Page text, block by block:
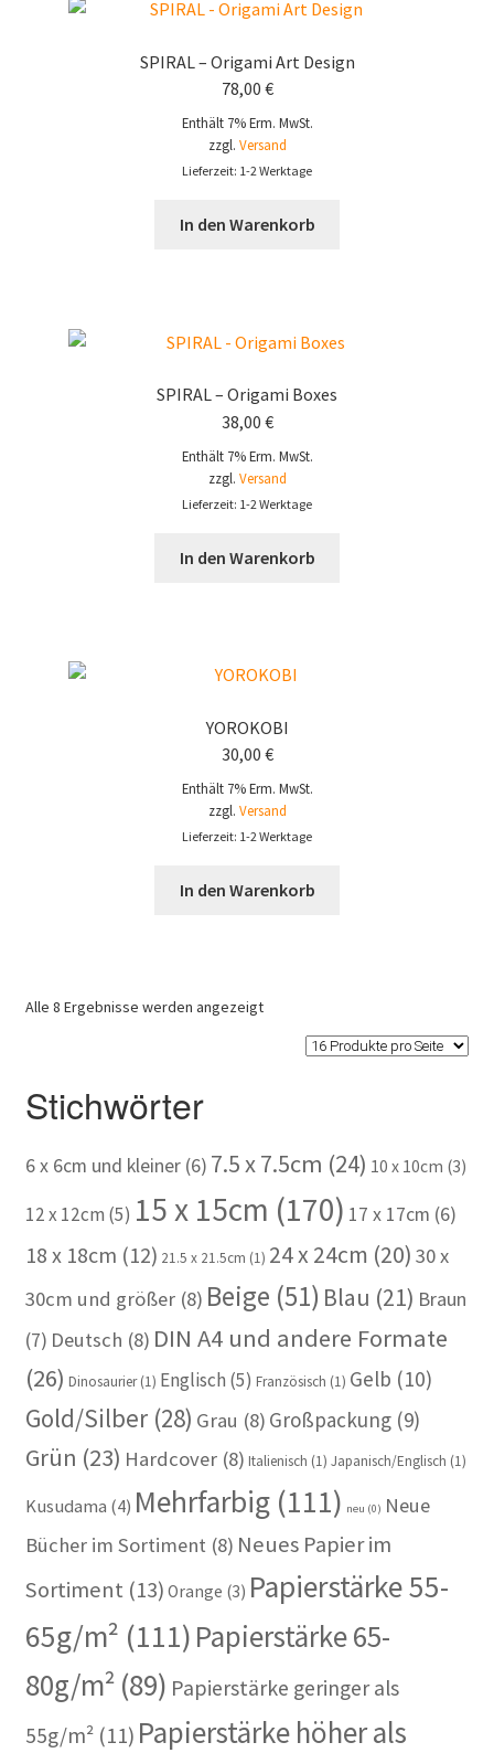
SPIRAL – Origami Art Design
78,00 €
Enthält 7% Erm. MwSt.
zzgl. Versand
Lieferzeit: 1-2 Werktage
In den Warenkorb
SPIRAL – Origami Boxes
38,00 €
Enthält 7% Erm. MwSt.
zzgl. Versand
Lieferzeit: 1-2 Werktage
In den Warenkorb
YOROKOBI
30,00 €
Enthält 7% Erm. MwSt.
zzgl. Versand
Lieferzeit: 1-2 Werktage
In den Warenkorb
Alle 8 Ergebnisse werden angezeigt
Stichwörter
6 x 6cm und kleiner(6) 7.5 x 7.5cm (24) 10 x 10cm (3)
12 x 12cm (5) 15 x 15cm (170) 17 x 17cm (6)
18 x 18cm (12) 21.5 x 21.5cm (1) 24 x 24cm (20) 30 x
30cm und größer(8) Beige (51) Blau (21) Braun
(7) Deutsch (8) DIN A4 und andere Formate
(26) Dinosaurier(1) Englisch (5) Französisch (1) Gelb (10)
Gold/Silber(28) Grau (8) Großpackung(9)
Grün (23) Hardcover(8) Italienisch (1) Japanisch/Englisch (1)
Kusudama (4) Mehrfarbig(111) neu (0) Neue
Bücher im Sortiment (8) Neues Papier im
Sortiment(13) Orange (3) Papierstärke 55-
65g/m² (111) Papierstärke 65-
80g/m²(89) Papierstärke geringer als
55g/m²(11) Papierstärke höher als